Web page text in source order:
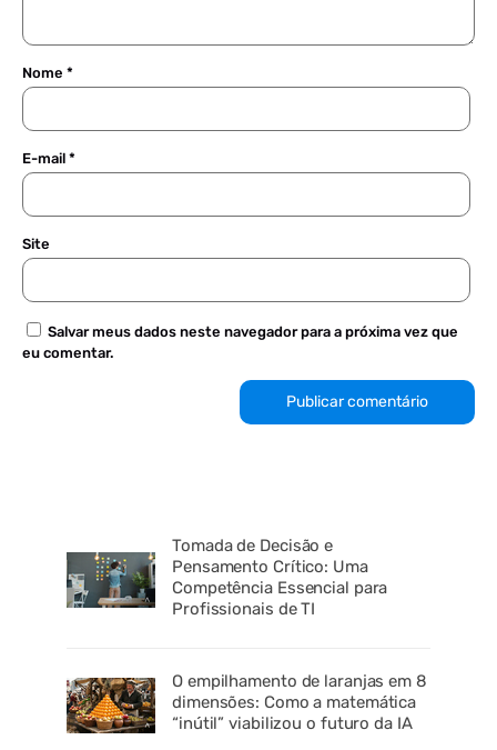
Nome *
E-mail *
Site
Salvar meus dados neste navegador para a próxima vez que
eu comentar.
Tomada de Decisão e
Pensamento Crítico: Uma
Competência Essencial para
Profissionais de TI
O empilhamento de laranjas em 8
dimensões: Como a matemática
“inútil” viabilizou o futuro da IA